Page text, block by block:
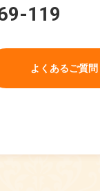
119
よくあるご質問